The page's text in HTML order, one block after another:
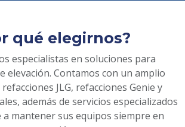
qué elegirnos?
especialistas en soluciones para
elevación. Contamos con un amplio
JLG, refacciones Genie y
además de servicios especializados
a mantener sus equipos siempre en